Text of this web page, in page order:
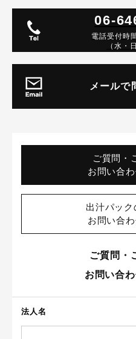
06-
電話受付時
（水・
メールで
ご質問・
お問い合
出汁パッ
お問い合
ご質問・
お問い合
法人名